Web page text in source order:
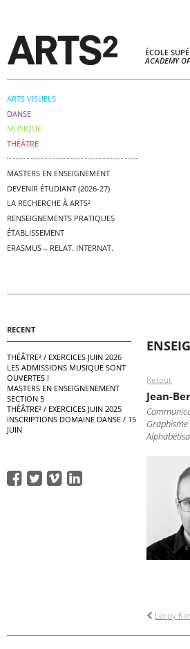
ÉCOLE
ACADEMY
ARTS VISUELS
DANSE
MUSIQUE
THÉÂTRE
MASTERS EN ENSEIGNEMENT
DEVENIR ÉTUDIANT (2026-27)
LA RECHERCHE À ARTS²
RENSEIGNEMENTS PRATIQUES
ÉTABLISSEMENT
ERASMUS – RELAT. INTERNAT.
RECENT
THÉÂTRE² / EXERCICES JUIN 2026
LES ADMISSIONS MUSIQUE SONT
OUVERTES !
MASTERS EN ENSEIGNENEMENT
SECTION 5
THÉÂTRE² / EXERCICES JUIN 2025
INSCRIPTIONS DOMAINE DANSE / 15
JUIN
Retour
Jean-
Leroy